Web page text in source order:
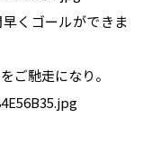
くゴールができま
ご馳走になり。